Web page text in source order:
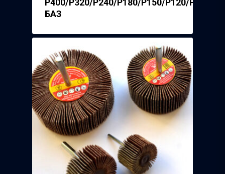
Р400/P320/P240/P180/P150/P120/P100/
БАЗ